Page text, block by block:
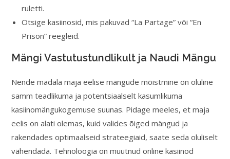
ruletti.
Otsige kasiinosid, mis pakuvad “La Partage” või “En
Prison” reegleid.
Mängi Vastutustundlikult ja Naudi Mängu
Nende madala maja eelise mängude mõistmine on oluline
samm teadlikuma ja potentsiaalselt kasumlikuma
kasiinomängukogemuse suunas. Pidage meeles, et maja
eelis on alati olemas, kuid valides õiged mängud ja
rakendades optimaalseid strateegiaid, saate seda oluliselt
vähendada. Tehnoloogia on muutnud online kasiinod